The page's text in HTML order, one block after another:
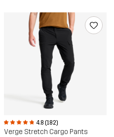
4.8 (182)
Verge Stretch Cargo Pants